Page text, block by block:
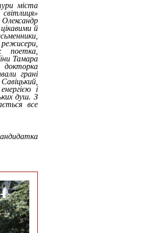
міста
й
поетка,
Тамара
докторка
грані
і
душ. З
все